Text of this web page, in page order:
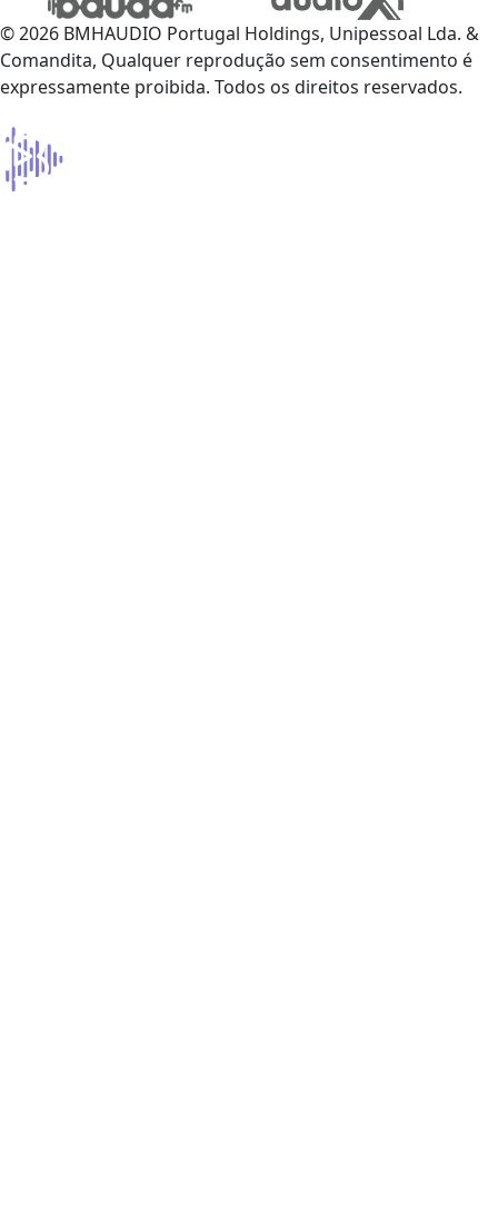
© 2026 BMHAUDIO Portugal Holdings, Unipessoal Lda. &
Comandita, Qualquer reprodução sem consentimento é
expressamente proibida. Todos os direitos reservados.